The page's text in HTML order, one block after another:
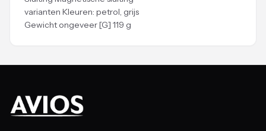
varianten Kleuren: petrol, grijs
Gewicht ongeveer [G] 119 g